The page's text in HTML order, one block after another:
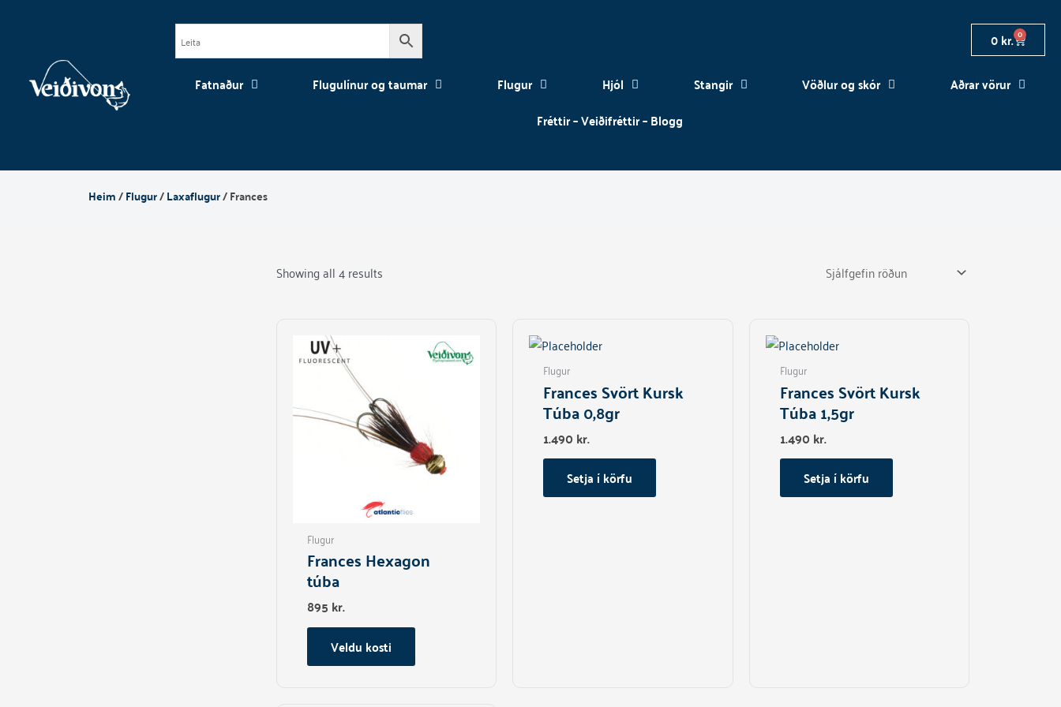
0kr. 0
Cart
Fatnaður
Flugulínur og taumar Flugur Hjól Stangir Vöðlur og skór
Aðrar vörur
Fréttir – Veiðifréttir – Blogg
Heim/Flugur/Laxaflugur/ Frances
Showing all 4 results
Flugur
Frances Hexagon
túba
895 kr.
Veldu kosti
product
has
options
may
product
Flugur
Frances Svört Kursk
Túba 0,8gr
1.490 kr.
Setja í körfu
Flugur
Frances Svört Kursk
Túba 1,5gr
1.490 kr.
Setja í körfu